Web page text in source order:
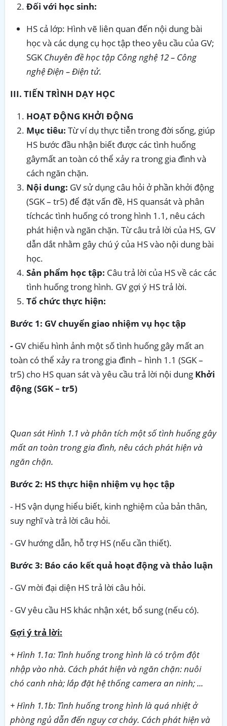
Đối với học sinh:
HS cả lớp: Hình vẽ liên quan đến nội dung bài
học và các dụng cụ học tập theo yêu cầu của GV;
SGKChuyên đề học tập Công nghệ 12 – Công
nghệ Điện – Điện tử.
III. TIẾN TRÌNH DẠY HỌC
HOẠT ĐỘNG KHỞI ĐỘNG
Mục tiêu: Từ ví dụ thực tiễn trong đời sống, giúp
HS bước đầu nhận biết được các tình huống
gâymất an toàn có thể xảy ra trong gia đình và
cách ngăn chặn.
Nội dung: GV sử dụng câu hỏi ở phần khởi động
(SGK – tr5) để đặt vấn đề, HS quansát và phân
tíchcác tình huống có trong hình 1.1, nêu cách
phát hiện và ngăn chặn. Từ câu trả lời của HS, GV
dẫn dắt nhằm gây chú ý của HS vào nội dung bài
học.
Sản phẩm học tập: Câu trả lời của HS về các các
tình huống trong hình. GV gợi ý HS trả lời.
Tổ chức thực hiện:
Bước 1: GV chuyển giao nhiệm vụ học tập
- GV chiếu hình ảnh một số tình huống gây mất an
toàn có thể xảy ra trong gia đình – hình 1.1 (SGK –
tr5) cho HS quan sát và yêu cầu trả lời nội dung Khởi
động (SGK – tr5)
Quan sát Hình 1.1 và phân tích một số tình huống gây
mất an toàn trong gia đình, nêu cách phát hiện và
ngăn chặn.
Bước 2: HS thực hiện nhiệm vụ học tập
- HS vận dụng hiểu biết, kinh nghiệm của bản thân,
suy nghĩ và trả lời câu hỏi.
- GV hướng dẫn, hỗ trợ HS (nếu cần thiết).
Bước 3: Báo cáo kết quả hoạt động và thảo luận
- GV mời đại diện HS trả lời câu hỏi.
- GV yêu cầu HS khác nhận xét, bổ sung (nếu có).
Gợi ý trả lời:
+ Hình 1.1a: Tình huống trong hình là có trộm đột
nhập vào nhà. Cách phát hiện và ngăn chặn: nuôi
chó canh nhà; lắp đặt hệ thống camera an ninh; ...
+ Hình 1.1b: Tình huống trong hình là quá nhiệt ở
phòng ngủ dẫn đến nguy cơ cháy. Cách phát hiện và